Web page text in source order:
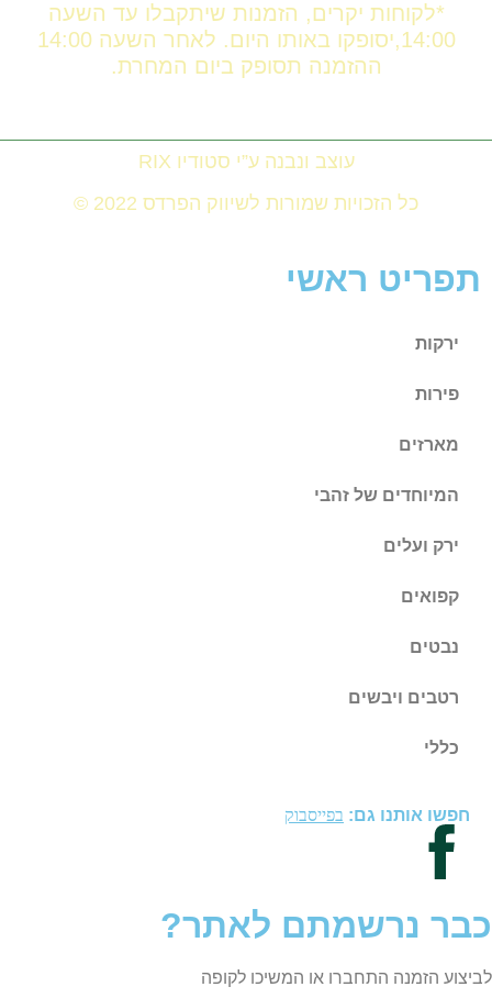
*לקוחות יקרים, הזמנות שיתקבלו עד השעה
14:00,יסופקו באותו היום. לאחר השעה 14:00
ההזמנה תסופק ביום המחרת.
כל הזכויות שמורות לשיווק הפרדס 2022 ©
עוצב ונבנה ע”י סטודיו RIX
תפריט ראשי
ירקות
פירות
מארזים
המיוחדים של זהבי
ירק ועלים
קפואים
נבטים
רטבים ויבשים
כללי
חפשו אותנו גם: בפייסבוק
כבר נרשמתם לאתר?
לביצוע הזמנה התחברו או המשיכו לקופה